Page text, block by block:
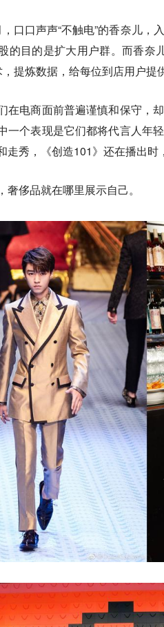
口口声声“不触电”的香奈儿，
的目的是扩大用户群。而香奈
提炼数据，给每位到店用户提
在电商面前普遍谨慎和保守，
一个表现是它们都将代言人年
走秀，《创造101》还在播出时
侈品就在哪里展示自己。